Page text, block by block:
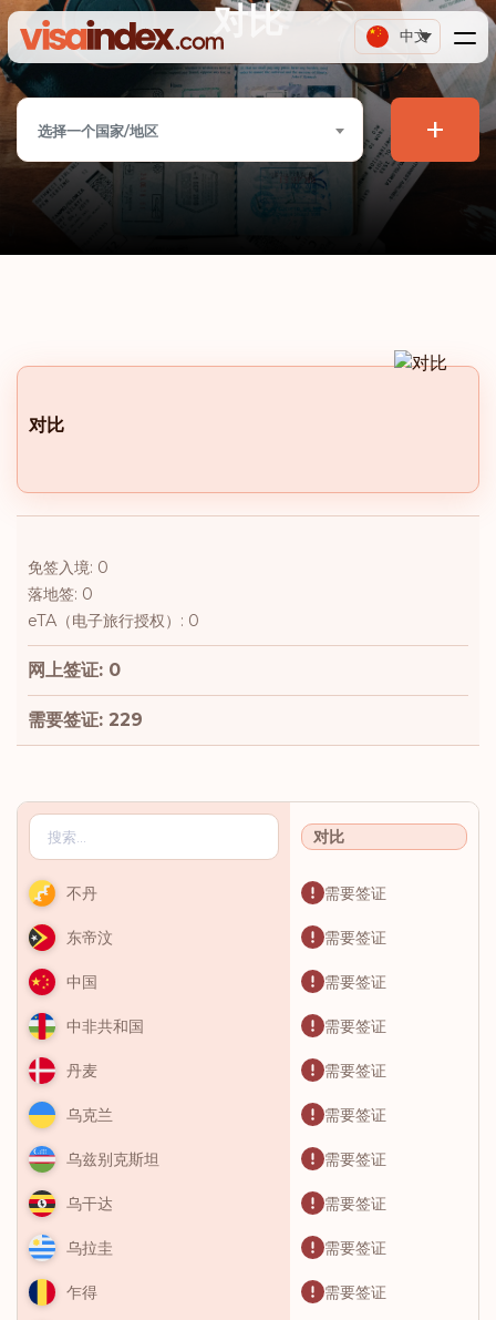
中文
对比
选择一个国家/地区 +
对比
免签入境: 0
落地签: 0
eTA（电子旅行授权）: 0
网上签证: 0
需要签证: 229
对比
不丹 需要签证
东帝汶 需要签证
中国 需要签证
中非共和国 需要签证
丹麦 需要签证
乌克兰 需要签证
乌兹别克斯坦 需要签证
乌干达 需要签证
乌拉圭 需要签证
乍得 需要签证